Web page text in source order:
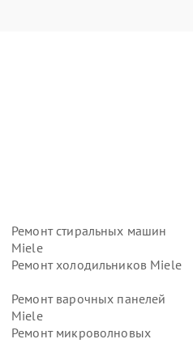
Ремонт стиральных машин
Miele
Ремонт холодильников Miele
Ремонт варочных панелей
Miele
Ремонт микроволновых